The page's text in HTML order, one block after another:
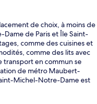
de choix, à moins de
de Paris et Île Saint-
comme des cuisines et
comme des lits avec
transport en commun se
de métro Maubert-
Michel-Notre-Dame est